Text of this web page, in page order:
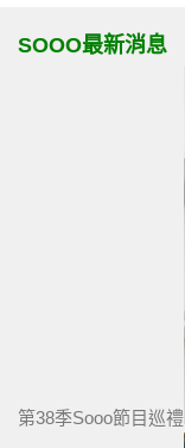
SOOO最新消息
第38季Sooo節目巡禮